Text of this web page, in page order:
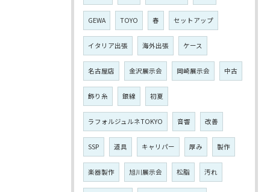
GEWA TOYO 春 セットアップ
イタリア出張 海外出張 ケース
名古屋店 金沢展示会 岡崎展示会 中古
飾り糸 銀線 初夏
ラフォルジュルネTOKYO 音響 改善
SSP 道具 キャリパー 厚み 製作
楽器製作 旭川展示会 松脂 汚れ